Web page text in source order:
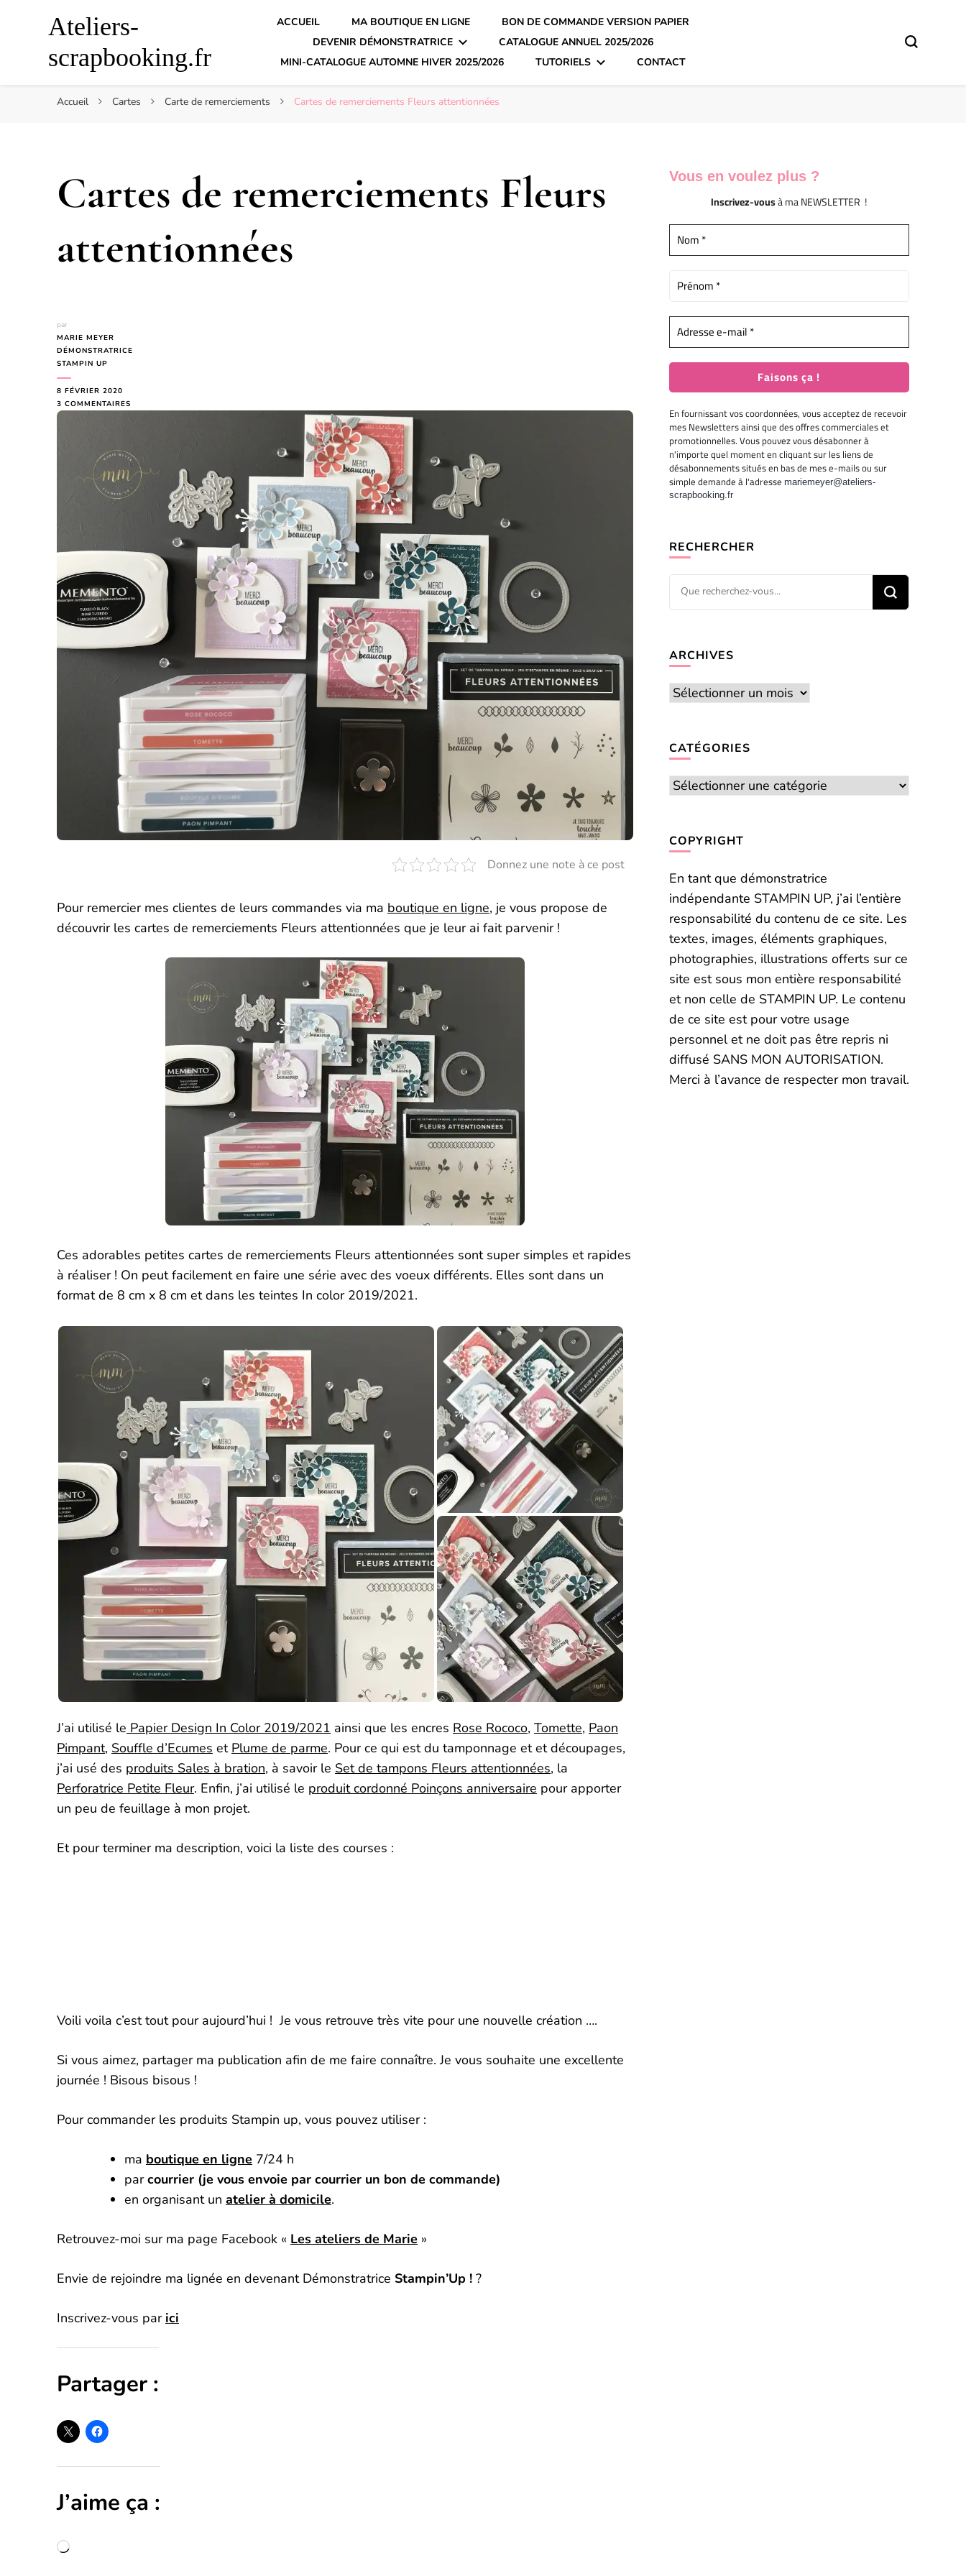
Ateliers-
scrapbooking.fr
ACCUEIL MA BOUTIQUE EN LIGNE
BON DE COMMANDE VERSION PAPIER
DEVENIR DÉMONSTRATRICE
CATALOGUE ANNUEL 2025/2026
MINI-CATALOGUE AUTOMNE HIVER 2025/2026
TUTORIELS CONTACT
Accueil Cartes Carte de remerciements Cartes de remerciements Fleurs attentionnées
Cartes de remerciements Fleurs
attentionnées
par
MARIE MEYER
DÉMONSTRATRICE
STAMPIN UP
8 FÉVRIER 2020
3 COMMENTAIRES
FLEURS
ATTENTIONNÉES
Donnez une note à ce post
Pour remercier mes clientes de leurs commandes via ma boutique en ligne, je vous propose de
découvrir les cartes de remerciements Fleurs attentionnées que je leur ai fait parvenir !
Ces adorables petites cartes de remerciements Fleurs attentionnées sont super simples et rapides
à réaliser ! On peut facilement en faire une série avec des voeux différents. Elles sont dans un
format de 8 cm x 8 cm et dans les teintes In color 2019/2021.
J’ai utilisé le Papier Design In Color 2019/2021 ainsi que les encres Rose Rococo, Tomette, Paon
Pimpant, Souffle d’Ecumes et Plume de parme. Pour ce qui est du tamponnage et et découpages,
j’ai usé des produits Sales à bration, à savoir le Set de tampons Fleurs attentionnées, la
Perforatrice Petite Fleur. Enfin, j’ai utilisé le produit cordonné Poinçons anniversaire pour apporter
un peu de feuillage à mon projet.
Et pour terminer ma description, voici la liste des courses :
Voili voila c’est tout pour aujourd’hui ! Je vous retrouve très vite pour une nouvelle création ….
Si vous aimez, partager ma publication afin de me faire connaître. Je vous souhaite une excellente
journée ! Bisous bisous !
Pour commander les produits Stampin up, vous pouvez utiliser :
ma boutique en ligne 7/24 h
parcourrier (je vous envoie par courrier un bon de commande)
en organisant un atelier à domicile.
Retrouvez-moi sur ma page Facebook « Les ateliers de Marie »
Envie de rejoindre ma lignée en devenant Démonstratrice Stampin’Up ! ?
Inscrivez-vous par ici
Partager :
J’aime ça :
Chargement…
Vous en voulez plus ?
Inscrivez-vousà ma NEWSLETTER !
En fournissant vos coordonnées, vous acceptez de recevoir
mes Newsletters ainsi que des offres commerciales et
promotionnelles. Vous pouvez vous désabonner à
n'importe quel moment en cliquant sur les liens de
désabonnements situés en bas de mes e-mails ou sur
simple demande à l'adresse mariemeyer@ateliers-
scrapbooking.fr
RECHERCHER
Vous
recherchiez
ARCHIVES
Archives
CATÉGORIES
Catégories
COPYRIGHT
En tant que démonstratrice
indépendante STAMPIN UP, j’ai l’entière
responsabilité du contenu de ce site. Les
textes, images, éléments graphiques,
photographies, illustrations offerts sur ce
site est sous mon entière responsabilité
et non celle de STAMPIN UP. Le contenu
de ce site est pour votre usage
personnel et ne doit pas être repris ni
diffusé SANS MON AUTORISATION.
Merci à l’avance de respecter mon travail.